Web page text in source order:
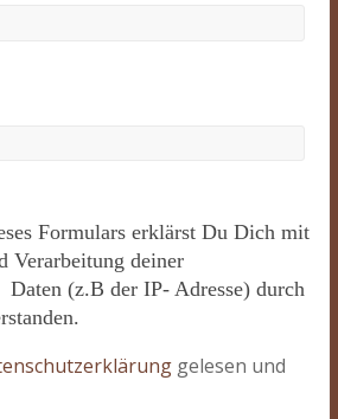
Formulars erklärst Du Dich mit
Verarbeitung deiner
Daten (z.B der IP- Adresse) durch
gelesen und